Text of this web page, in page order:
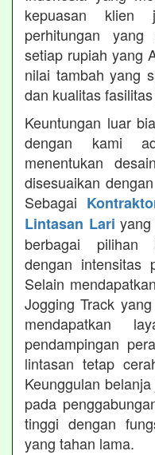
kepuasan klien
perhitungan
setiap rupiah yang
nilai tambah yang
dan kualitas
Keuntungan luar
dengan kami
menentukan
disesuaikan
Sebagai
Lintasan Lari
berbagai pilihan
dengan intensitas
Selain
Jogging Track
mendapatkan
pendampingan
lintasan tetap
Keunggulan
pada
tinggi dengan
yang tahan lama.